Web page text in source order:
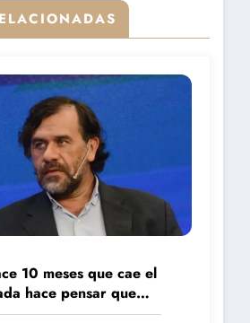
10 meses que cae el
hace pensar que